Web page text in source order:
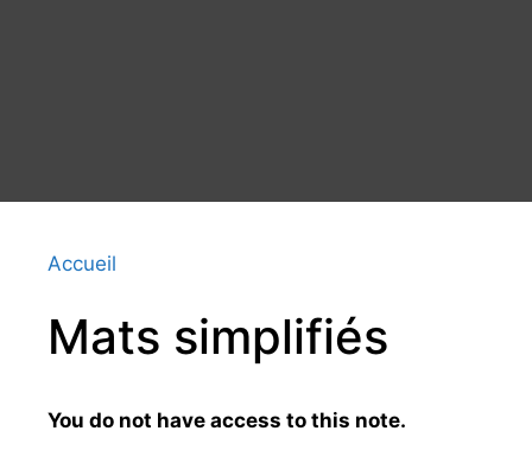
Accueil
Mats simplifiés
You do not have access to this note.